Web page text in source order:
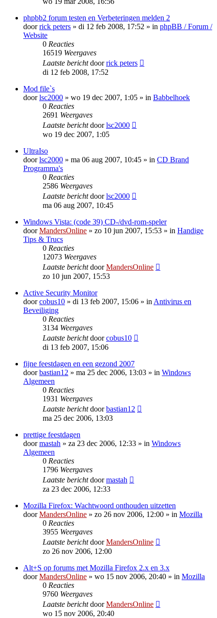
phpbb2 forum testen en Verbeteringen melden 2
doorrick peters » di 12 feb 2008, 17:52 » in phpBB / Forum /
Website
0 Reacties
16519 Weergaves
Laatste berichtdoorrick peters
di 12 feb 2008, 17:52
Mod file`s
doorlsc2000 » wo 19 dec 2007, 1:05 » in Babbelhoek
0 Reacties
2691 Weergaves
Laatste berichtdoorlsc2000
wo 19 dec 2007, 1:05
UltraIso
doorlsc2000 » ma 06 aug 2007, 10:45 » in CD Brand
Programma's
0 Reacties
2586 Weergaves
Laatste berichtdoorlsc2000
ma 06 aug 2007, 10:45
Windows Vista: (code 39) CD-/dvd-rom-speler
doorMandersOnline » zo 10 jun 2007, 15:53 » in Handige
Tips & Trucs
0 Reacties
12073 Weergaves
Laatste berichtdoorMandersOnline
zo 10 jun 2007, 15:53
Active Security Monitor
doorcobus10 » di 13 feb 2007, 15:06 » in Antivirus en
Beveiliging
0 Reacties
3134 Weergaves
Laatste berichtdoorcobus10
di 13 feb 2007, 15:06
fijne feestdagen en een gezond 2007
doorbastian12 » ma 25 dec 2006, 13:03 » in Windows
Algemeen
0 Reacties
1931 Weergaves
Laatste berichtdoorbastian12
ma 25 dec 2006, 13:03
prettige feestdagen
doormastah » za 23 dec 2006, 12:33 » in Windows
Algemeen
0 Reacties
1796 Weergaves
Laatste berichtdoormastah
za 23 dec 2006, 12:33
Mozilla Firefox: Wachtwoord onthouden uitzetten
doorMandersOnline » zo 26 nov 2006, 12:00 » in Mozilla
0 Reacties
3955 Weergaves
Laatste berichtdoorMandersOnline
zo 26 nov 2006, 12:00
Alt+S op forums met Mozilla Firefox 2.x en 3.x
doorMandersOnline » wo 15 nov 2006, 20:40 » in Mozilla
0 Reacties
9760 Weergaves
Laatste berichtdoorMandersOnline
wo 15 nov 2006, 20:40